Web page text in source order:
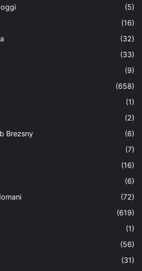
(5)
(16)
(32)
(33)
(9)
(658)
(1)
(2)
Brezsny
(6)
(7)
(16)
(6)
(72)
(619)
(1)
(56)
(31)